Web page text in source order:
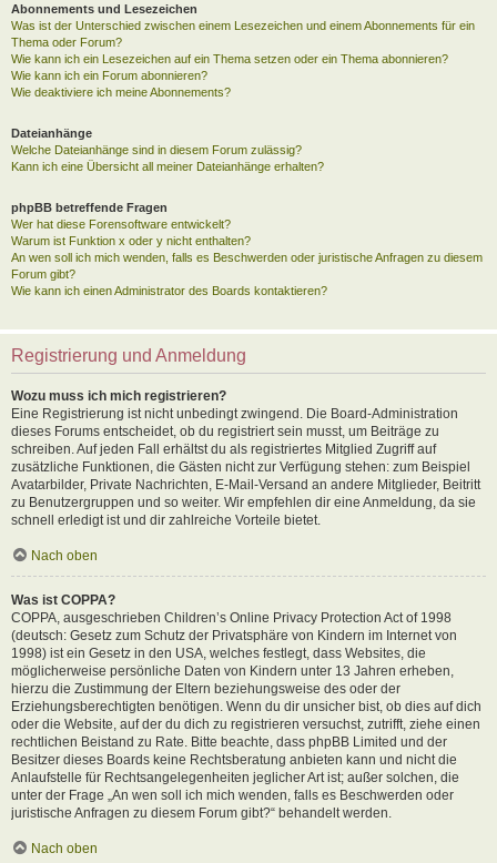
Abonnements und Lesezeichen
Was ist der Unterschied zwischen einem Lesezeichen und einem Abonnements für ein
Thema oder Forum?
Wie kann ich ein Lesezeichen auf ein Thema setzen oder ein Thema abonnieren?
Wie kann ich ein Forum abonnieren?
Wie deaktiviere ich meine Abonnements?
Dateianhänge
Welche Dateianhänge sind in diesem Forum zulässig?
Kann ich eine Übersicht all meiner Dateianhänge erhalten?
phpBB betreffende Fragen
Wer hat diese Forensoftware entwickelt?
Warum ist Funktion x oder y nicht enthalten?
An wen soll ich mich wenden, falls es Beschwerden oder juristische Anfragen zu diesem
Forum gibt?
Wie kann ich einen Administrator des Boards kontaktieren?
Registrierung und Anmeldung
Wozu muss ich mich registrieren?
Eine Registrierung ist nicht unbedingt zwingend. Die Board-Administration
dieses Forums entscheidet, ob du registriert sein musst, um Beiträge zu
schreiben. Auf jeden Fall erhältst du als registriertes Mitglied Zugriff auf
zusätzliche Funktionen, die Gästen nicht zur Verfügung stehen: zum Beispiel
Avatarbilder, Private Nachrichten, E-Mail-Versand an andere Mitglieder, Beitritt
zu Benutzergruppen und so weiter. Wir empfehlen dir eine Anmeldung, da sie
schnell erledigt ist und dir zahlreiche Vorteile bietet.
Nach oben
Was ist COPPA?
COPPA, ausgeschrieben Children’s Online Privacy Protection Act of 1998
(deutsch: Gesetz zum Schutz der Privatsphäre von Kindern im Internet von
1998) ist ein Gesetz in den USA, welches festlegt, dass Websites, die
möglicherweise persönliche Daten von Kindern unter 13 Jahren erheben,
hierzu die Zustimmung der Eltern beziehungsweise des oder der
Erziehungsberechtigten benötigen. Wenn du dir unsicher bist, ob dies auf dich
oder die Website, auf der du dich zu registrieren versuchst, zutrifft, ziehe einen
rechtlichen Beistand zu Rate. Bitte beachte, dass phpBB Limited und der
Besitzer dieses Boards keine Rechtsberatung anbieten kann und nicht die
Anlaufstelle für Rechtsangelegenheiten jeglicher Art ist; außer solchen, die
unter der Frage „An wen soll ich mich wenden, falls es Beschwerden oder
juristische Anfragen zu diesem Forum gibt?“ behandelt werden.
Nach oben